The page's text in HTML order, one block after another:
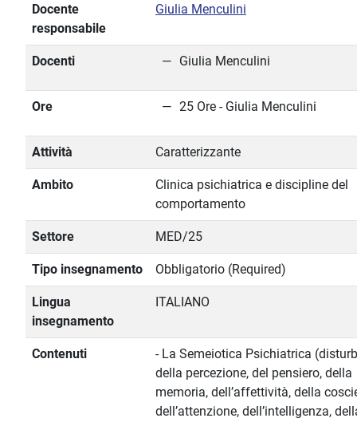
Docente
responsabile
Giulia Menculini
Docenti Giulia Menculini
Ore 25 Ore - Giulia Menculini
Attività Caratterizzante
Ambito
Clinica psichiatrica e discipline del
comportamento
Settore MED/25
Tipo insegnamento Obbligatorio (Required)
Lingua
insegnamento
ITALIANO
Contenuti
- La Semeiotica Psichiatrica
della percezione, del pensiero, della
memoria, dell’affettività, della
dell’attenzione, dell’intelligenza,